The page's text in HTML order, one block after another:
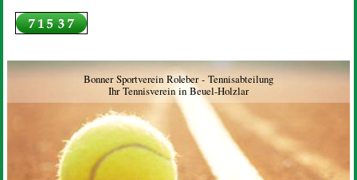
Bonner Sportverein Roleber - Tennisabteilung
Ihr Tennisverein in Beuel-Holzlar